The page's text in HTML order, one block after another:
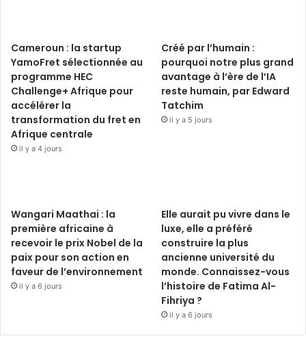
Cameroun : la startup
YamoFret sélectionnée au
programme HEC
Challenge+ Afrique pour
accélérer la
transformation du fret en
Afrique centrale
il y a 4 jours
Créé par l’humain :
pourquoi notre plus grand
avantage à l’ère de l’IA
reste humain, par Edward
Tatchim
il y a 5 jours
Wangari Maathai : la
première africaine à
recevoir le prix Nobel de la
paix pour son action en
faveur de l’environnement
il y a 6 jours
Elle aurait pu vivre dans le
luxe, elle a préféré
construire la plus
ancienne université du
monde. Connaissez-vous
l’histoire de Fatima Al-
Fihriya ?
il y a 6 jours